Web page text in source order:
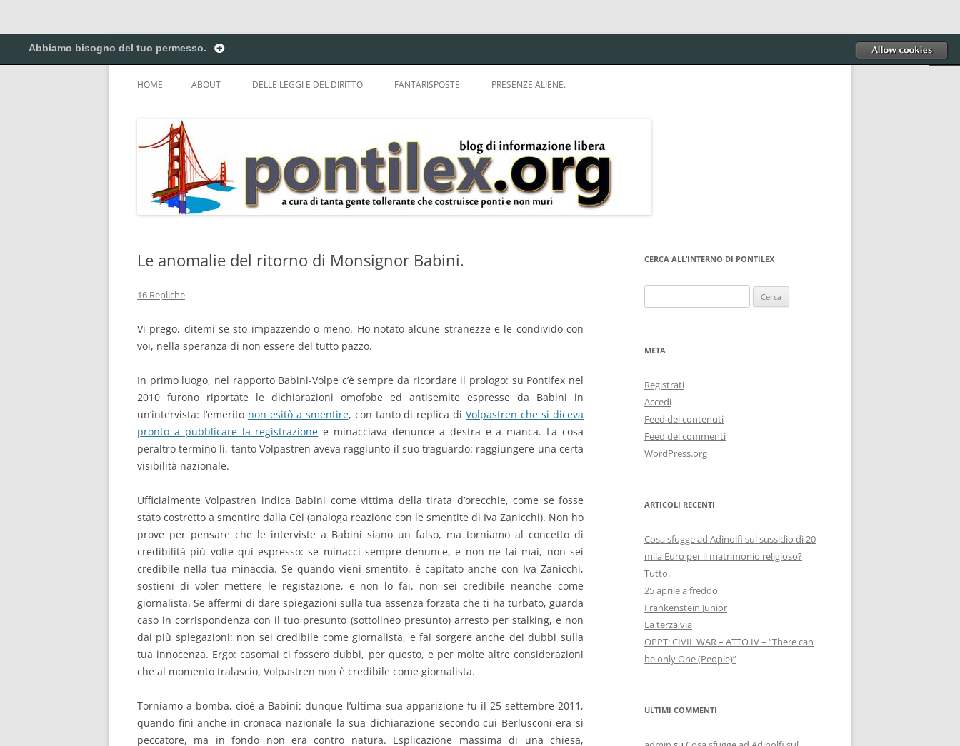
Vai
al
contenuto
Pontilex
HOME ABOUT DELLE LEGGI E DEL DIRITTO
DEL COPYRIGHT E DELLA LDA 633.
ELENCO DELLE ABBREVIAZIONI E
FANTARISPOSTE PRESENZE ALIENE.
Le anomalie del ritorno di Monsignor Babini.
16 Repliche
Vi prego, ditemi se sto impazzendo o meno. Ho notato alcune stranezze e le condivido con
voi, nella speranza di non essere del tutto pazzo.
In primo luogo, nel rapporto Babini-Volpe c’è sempre da ricordare il prologo: su Pontifex nel
2010 furono riportate le dichiarazioni omofobe ed antisemite espresse da Babini in
un’intervista: l’emerito non esitò a smentire, con tanto di replica diVolpastren che si diceva
pronto a pubblicare la registrazione e minacciava denunce a destra e a manca. La cosa
peraltro terminò lì, tanto Volpastren aveva raggiunto il suo traguardo: raggiungere una certa
visibilità nazionale.
Ufficialmente Volpastren indica Babini come vittima della tirata d’orecchie, come se fosse
stato costretto a smentire dalla Cei (analoga reazione con le smentite di Iva Zanicchi). Non ho
prove per pensare che le interviste a Babini siano un falso, ma torniamo al concetto di
credibilità più volte qui espresso: se minacci sempre denunce, e non ne fai mai, non sei
credibile nella tua minaccia. Se quando vieni smentito, è capitato anche con Iva Zanicchi,
sostieni di voler mettere le registazione, e non lo fai, non sei credibile neanche come
giornalista. Se affermi di dare spiegazioni sulla tua assenza forzata che ti ha turbato, guarda
caso in corrispondenza con il tuo presunto (sottolineo presunto) arresto per stalking, e non
dai più spiegazioni: non sei credibile come giornalista, e fai sorgere anche dei dubbi sulla
tua innocenza. Ergo: casomai ci fossero dubbi, per questo, e per molte altre considerazioni
che al momento tralascio, Volpastren non è credibile come giornalista.
Torniamo a bomba, cioè a Babini: dunque l’ultima sua apparizione fu il 25 settembre 2011,
quando finì anche in cronaca nazionale la sua dichiarazione secondo cui Berlusconi era sì
peccatore, ma in fondo non era contro natura. Esplicazione massima di una chiesa,
CERCA ALL’INTERNO DI PONTILEX
per:
META
Registrati
Accedi
Feed dei contenuti
Feed dei commenti
WordPress.org
ARTICOLI RECENTI
Cosa sfugge ad Adinolfi sul sussidio di 20
mila Euro per il matrimonio religioso?
Tutto.
25 aprile a freddo
Frankenstein Junior
La terza via
OPPT: CIVIL WAR – ATTO IV – “There can
be only One (People)”
ULTIMI COMMENTI
Abbiamo bisogno del tuo permesso.